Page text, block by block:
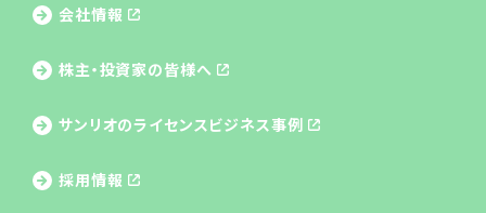
会社情報
株主・投資家の皆様へ
サンリオのライセンス ビジネス事例
採用情報